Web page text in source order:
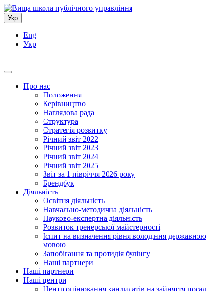
Укр
Eng
Укр
Про нас
Положення
Керівництво
Наглядова рада
Структура
Стратегія розвитку
Річний звіт 2022
Річний звіт 2023
Річний звіт 2024
Річний звіт 2025
Звіт за 1 півріччя 2026 року
Брендбук
Діяльність
Освітня діяльність
Навчально-методична діяльність
Науково-експертна діяльність
Розвиток тренерської майстерності
Іспит на визначення рівня володіння державною
мовою
Запобігання та протидія булінгу
Наші партнери
Наші партнери
Наші центри
Центр оцінювання кандидатів на зайняття посад